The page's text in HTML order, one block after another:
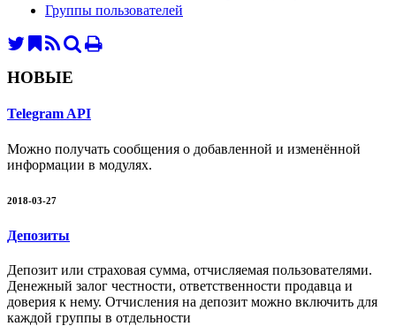
Группы пользователей
НОВЫЕ
Telegram API
Можно получать сообщения о добавленной и изменённой
информации в модулях.
2018-03-27
Депозиты
Депозит или страховая сумма, отчисляемая пользователями.
Денежный залог честности, ответственности продавца и
доверия к нему. Отчисления на депозит можно включить для
каждой группы в отдельности